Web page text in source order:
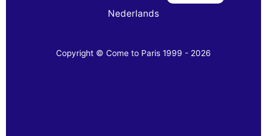
Nederlands
Copyright © Come to Paris 1999 - 2026